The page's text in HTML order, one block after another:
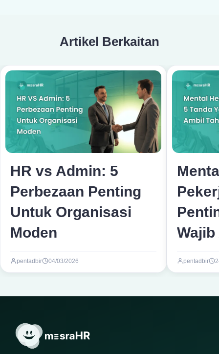
Artikel Berkaitan
HR vs Admin: 5
Perbezaan Penting
Untuk Organisasi
Moden
pentadbir 04/03/2026
Wajib
pentadbir